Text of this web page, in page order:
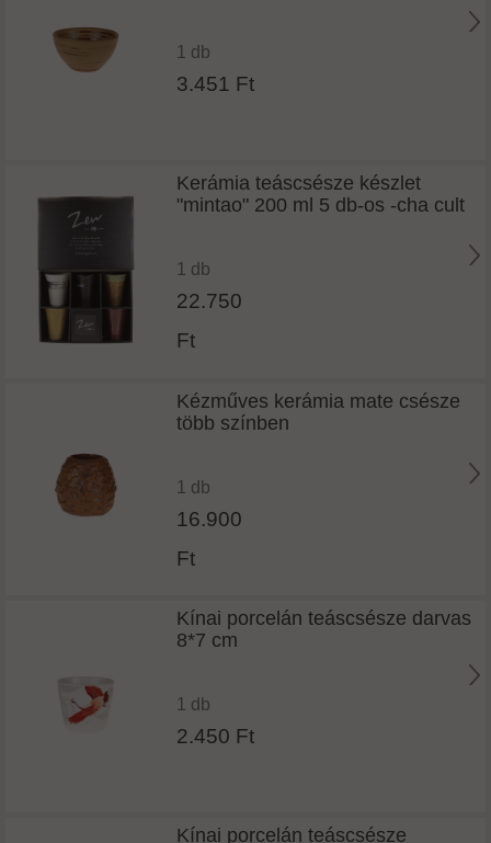
1 db
3.451 Ft
Kerámia teáscsésze készlet
"mintao" 200 ml 5 db-os -cha cult
1 db
22.750
Ft
Kézműves kerámia mate csésze
több színben
1 db
16.900
Ft
Kínai porcelán teáscsésze darvas
8*7 cm
1 db
2.450 Ft
Kínai porcelán teáscsésze